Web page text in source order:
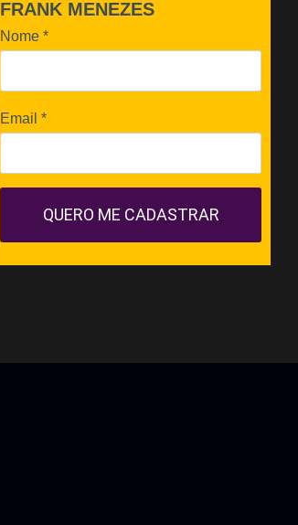
FRANK MENEZES
Nome *
Email *
QUERO ME CADASTRAR